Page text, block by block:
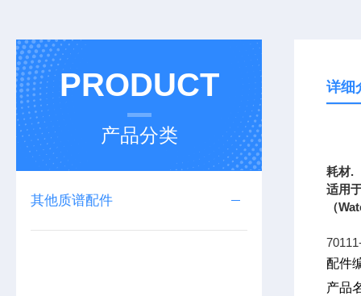
PRODUCT
产品分类
其他质谱配件
详细
耗材.
适用
（
配件
产品